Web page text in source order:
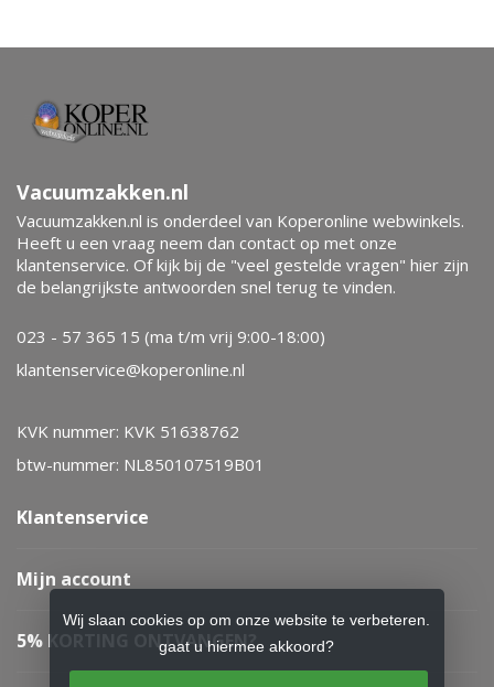
Vacuumzakken.nl
Vacuumzakken.nl is onderdeel van Koperonline webwinkels.
Heeft u een vraag neem dan contact op met onze
klantenservice. Of kijk bij de "veel gestelde vragen" hier zijn
de belangrijkste antwoorden snel terug te vinden.
023 - 57 365 15 (ma t/m vrij 9:00-18:00)
klantenservice@koperonline.nl
KVK nummer: KVK 51638762
btw-nummer: NL850107519B01
Klantenservice
Mijn account
5% KORTING ONTVANGEN?
Wij slaan cookies op om onze website te verbeteren.
gaat u hiermee akkoord?